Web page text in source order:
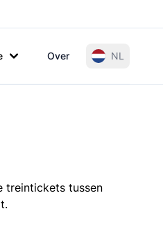
Over NL
treintickets tussen